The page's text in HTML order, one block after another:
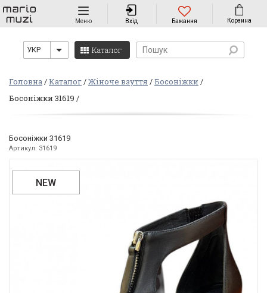
Навігація
Меню Вхід Бажання Корзина
УКР Каталог
Головна Каталог Жіноче взуття
Босоніжки
Босоніжки 31619
Босоніжки 31619
Артикул: 31619
NEW